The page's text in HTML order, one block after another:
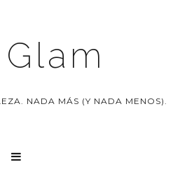
NADA MÁS (Y NADA MENOS).
